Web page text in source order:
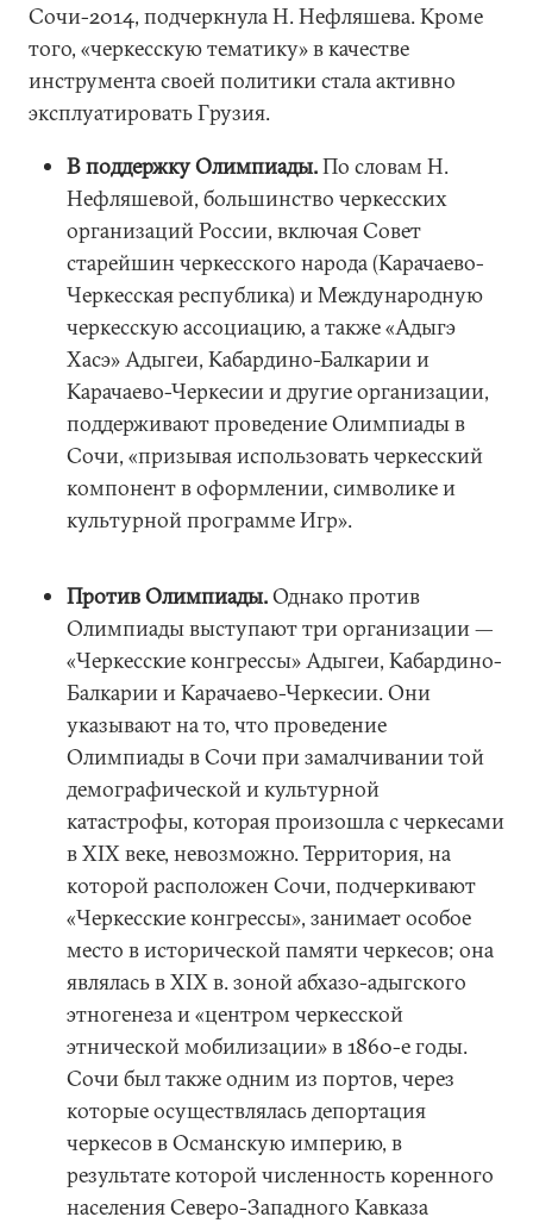
Сочи-2014, подчеркнула Н. Нефляшева. Кроме
того, «черкесскую тематику» в качестве
инструмента своей политики стала активно
эксплуатировать Грузия.
В поддержку Олимпиады.По словам Н.
Нефляшевой, большинство черкесских
организаций России, включая Совет
старейшин черкесского народа (Карачаево-
Черкесская республика) и Международную
черкесскую ассоциацию, а также «Адыгэ
Хасэ» Адыгеи, Кабардино-Балкарии и
Карачаево-Черкесии и другие организации,
поддерживают проведение Олимпиады в
Сочи, «призывая использовать черкесский
компонент в оформлении, символике и
культурной программе Игр».
Против Олимпиады.Однако против
Олимпиады выступают три организации —
«Черкесские конгрессы» Адыгеи, Кабардино-
Балкарии и Карачаево-Черкесии. Они
указывают на то, что проведение
Олимпиады в Сочи при замалчивании той
демографической и культурной
катастрофы, которая произошла с черкесами
в XIX веке, невозможно. Территория, на
которой расположен Сочи, подчеркивают
«Черкесские конгрессы», занимает особое
место в исторической памяти черкесов; она
являлась в XIX в. зоной абхазо-адыгского
этногенеза и «центром черкесской
этнической мобилизации» в 1860-е годы.
Сочи был также одним из портов, через
которые осуществлялась депортация
черкесов в Османскую империю, в
результате которой численность коренного
населения Северо-Западного Кавказа